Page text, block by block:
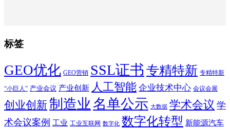
标签
GEO优化 GEO营销 SSL证书 专精特新 专精特新
“小巨人” 产业会议 产业创新 人工智能 企业技术中心 会议会展
创业创新制造业 名单公示 大数据 学术会议 学
术会议案例 工业 工业互联网 数字化 数字化转型 新能源汽车